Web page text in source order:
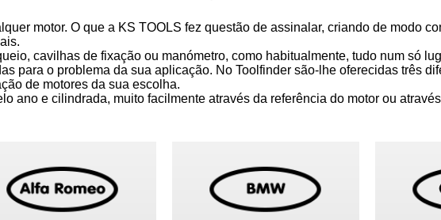
motor. O que a KS TOOLS fez questão de assinalar, criando de modo
cavilhas de fixação ou manómetro, como habitualmente, tudo num só
para o problema da sua aplicação. No Toolfinder são-lhe oferecidas três
de motores da sua escolha.
ano e cilindrada, muito facilmente através da referência do motor ou